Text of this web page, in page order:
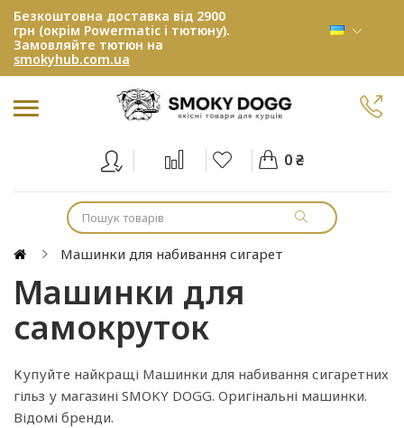
Безкоштовна доставка від 2900
грн (окрім Powermatic і тютюну).
Замовляйте тютюн на
smokyhub.com.ua
0 ₴
Машинки для набивання сигарет
Машинки для
самокруток
Купуйте найкращі Машинки для набивання сигаретних
гільз у магазині SMOKY DOGG. Оригінальні машинки.
Відомі бренди.